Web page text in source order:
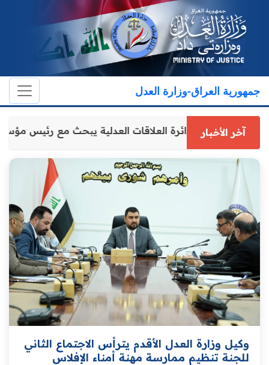
جمهورية العراق-وزارة العدل
آخر الأخبارمدير عام دائرة العلاقات العدلية يبحث مع رئيس
وكيل وزارة العدل الأقدم يترأس الاجتماع الثاني
للجنة تنظيم ممارسة مهنة أمناء الإفلاس